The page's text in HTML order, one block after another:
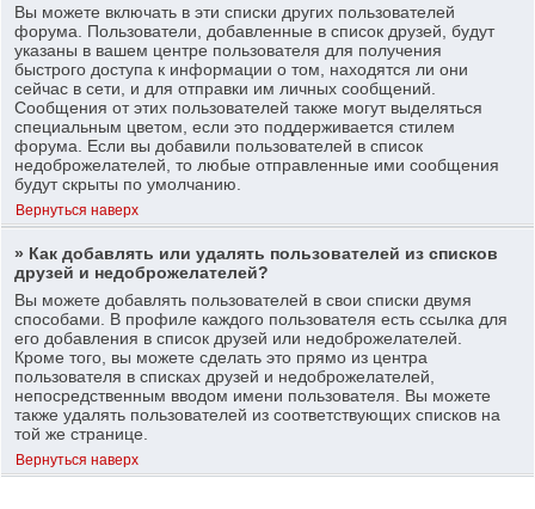
Вы можете включать в эти списки других пользователей
форума. Пользователи, добавленные в список друзей, будут
указаны в вашем центре пользователя для получения
быстрого доступа к информации о том, находятся ли они
сейчас в сети, и для отправки им личных сообщений.
Сообщения от этих пользователей также могут выделяться
специальным цветом, если это поддерживается стилем
форума. Если вы добавили пользователей в список
недоброжелателей, то любые отправленные ими сообщения
будут скрыты по умолчанию.
Вернуться наверх
» Как добавлять или удалять пользователей из списков
друзей и недоброжелателей?
Вы можете добавлять пользователей в свои списки двумя
способами. В профиле каждого пользователя есть ссылка для
его добавления в список друзей или недоброжелателей.
Кроме того, вы можете сделать это прямо из центра
пользователя в списках друзей и недоброжелателей,
непосредственным вводом имени пользователя. Вы можете
также удалять пользователей из соответствующих списков на
той же странице.
Вернуться наверх